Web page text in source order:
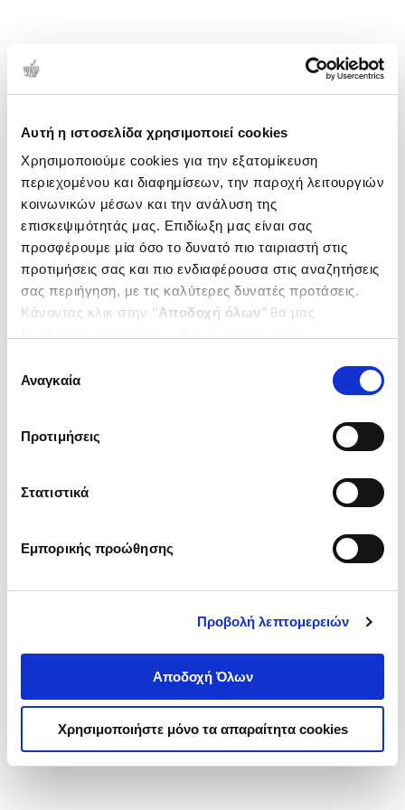
Αυτή η ιστοσελίδα χρησιμοποιεί cookies
Χρησιμοποιούμε cookies για την εξατομίκευση
περιεχομένου και διαφημίσεων, την παροχή λειτουργιών
κοινωνικών μέσων και την ανάλυση της
επισκεψιμότητάς μας. Επιδίωξη μας είναι σας
προσφέρουμε μία όσο το δυνατό πιο ταιριαστή στις
προτιμήσεις σας και πιο ενδιαφέρουσα στις αναζητήσεις
σας περιήγηση, με τις καλύτερες δυνατές προτάσεις.
Κάνοντας κλικ στην ‘’Αποδοχή όλων’’ θα μας
ενδιαφέρουν και να επιλέξετε από τα παρακάτω με την
΄΄και να ενημερωθείτε σχετικά με
συγκατάθεσης
Αναγκαία
Προτιμήσεις
Στατιστικά
Εμπορικής προώθησης
Προβολή λεπτομερειών
Αποδοχή Όλων
Χρησιμοποιήστε μόνο τα απαραίτητα cookies